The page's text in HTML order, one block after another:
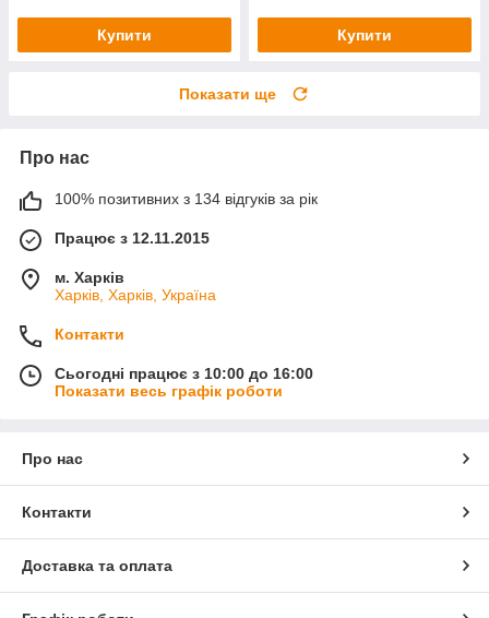
Купити Купити
Показати ще
Про нас
100% позитивних з 134 відгуків за рік
Працює з 12.11.2015
м. Харків
Харків, Харків, Україна
Контакти
Сьогодні працює з 10:00 до 16:00
Показати весь графік роботи
Про нас
Контакти
Доставка та оплата